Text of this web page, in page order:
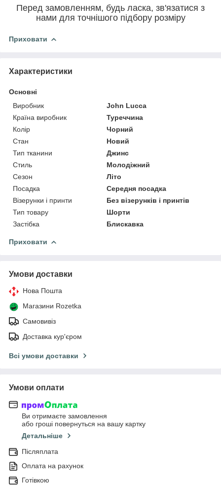
Перед замовленням, будь ласка, зв'язатися з
нами для точнішого підбору розміру
Приховати
Характеристики
Основні
Виробник
John Lucca
Країна виробник
Туреччина
Колір
Чорний
Стан
Новий
Тип тканини
Джинс
Стиль
Молодіжний
Сезон
Літо
Посадка
Середня посадка
Візерунки і принти
Без візерунків і принтів
Тип товару
Шорти
Застібка
Блискавка
Приховати
Умови доставки
Нова Пошта
Магазини Rozetka
Самовивіз
Доставка кур'єром
Всі умови доставки
Умови оплати
Ви отримаєте замовлення
або гроші повернуться на вашу картку
Детальніше
Післяплата
Оплата на рахунок
Готівкою